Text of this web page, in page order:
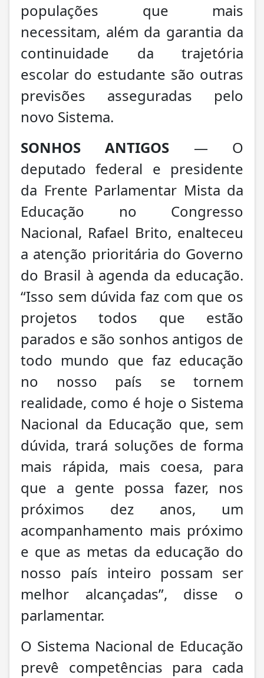
populações que mais
necessitam, além da garantia da
continuidade da trajetória
escolar do estudante são outras
previsões asseguradas pelo
novo Sistema.
SONHOS ANTIGOS — O
deputado federal e presidente
da Frente Parlamentar Mista da
Educação no Congresso
Nacional, Rafael Brito, enalteceu
a atenção prioritária do Governo
do Brasil à agenda da educação.
“Isso sem dúvida faz com que os
projetos todos que estão
parados e são sonhos antigos de
todo mundo que faz educação
no nosso país se tornem
realidade, como é hoje o Sistema
Nacional da Educação que, sem
dúvida, trará soluções de forma
mais rápida, mais coesa, para
que a gente possa fazer, nos
próximos dez anos, um
acompanhamento mais próximo
e que as metas da educação do
nosso país inteiro possam ser
melhor alcançadas”, disse o
parlamentar.
O Sistema Nacional de Educação
prevê competências para cada